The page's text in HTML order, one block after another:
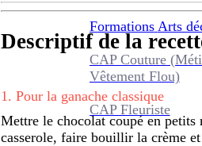
Formations Arts
CAP Couture
Vêtement Flou)
CAP Fleuriste
Descriptif de la
1 . Pour la ganache classique
Mettre le chocolat coupé en petits
casserole, faire bouillir la crème